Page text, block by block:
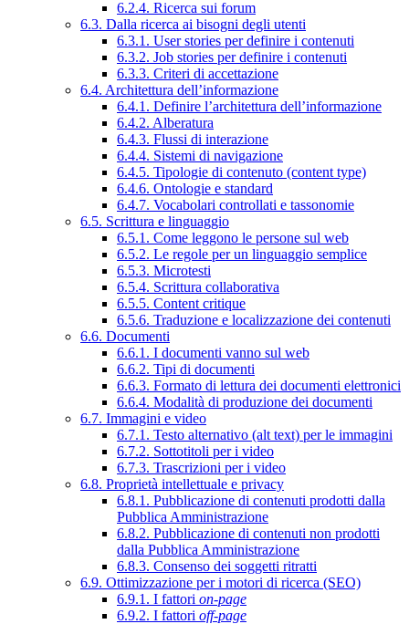
6.2.4. Ricerca sui forum
6.3. Dalla ricerca ai bisogni degli utenti
6.3.1. User stories per definire i contenuti
6.3.2. Job stories per definire i contenuti
6.3.3. Criteri di accettazione
6.4. Architettura dell’informazione
6.4.1. Definire l’architettura dell’informazione
6.4.2. Alberatura
6.4.3. Flussi di interazione
6.4.4. Sistemi di navigazione
6.4.5. Tipologie di contenuto (content type)
6.4.6. Ontologie e standard
6.4.7. Vocabolari controllati e tassonomie
6.5. Scrittura e linguaggio
6.5.1. Come leggono le persone sul web
6.5.2. Le regole per un linguaggio semplice
6.5.3. Microtesti
6.5.4. Scrittura collaborativa
6.5.5. Content critique
6.5.6. Traduzione e localizzazione dei contenuti
6.6. Documenti
6.6.1. I documenti vanno sul web
6.6.2. Tipi di documenti
6.6.3. Formato di lettura dei documenti elettronici
6.6.4. Modalità di produzione dei documenti
6.7. Immagini e video
6.7.1. Testo alternativo (alt text) per le immagini
6.7.2. Sottotitoli per i video
6.7.3. Trascrizioni per i video
6.8. Proprietà intellettuale e privacy
6.8.1. Pubblicazione di contenuti prodotti dalla
Pubblica Amministrazione
6.8.2. Pubblicazione di contenuti non prodotti
dalla Pubblica Amministrazione
6.8.3. Consenso dei soggetti ritratti
6.9. Ottimizzazione per i motori di ricerca (SEO)
6.9.1. I fattori on-page
6.9.2. I fattori off-page